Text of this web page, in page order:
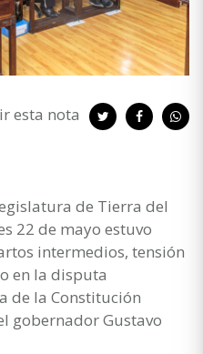
esta nota
de Tierra del
22 de mayo estuvo
intermedios, tensión
en la disputa
de la Constitución
gobernador Gustavo